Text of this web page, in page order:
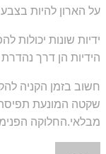
על הארון להיות
ידיות שונות יכולות
הידיות הן דרך
שקטה המונעת
מבלאי.החלוקה